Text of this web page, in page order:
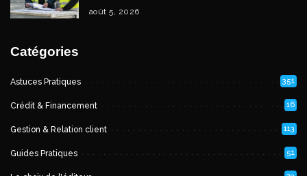
août 5, 2026
Catégories
Astuces Pratiques 351
Crédit & Financement 16
Gestion & Relation client 113
Guides Pratiques 51